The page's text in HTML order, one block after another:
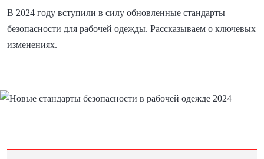
В 2024 году вступили в силу обновленные стандарты
безопасности для рабочей одежды. Рассказываем о ключевых
изменениях.